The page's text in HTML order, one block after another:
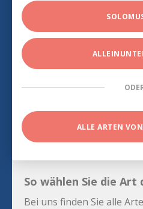
ALLE ARTEN
So wählen Sie die Art
Bei uns finden Sie alle